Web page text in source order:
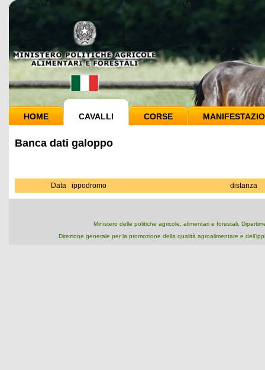
HOME CAVALLI CORSE
Banca dati galoppo
Data ippodromo distanza
Ministero delle politiche agricole, alimentari e forestali,
Direzione generale per la promozione della qualità agroalimentare e